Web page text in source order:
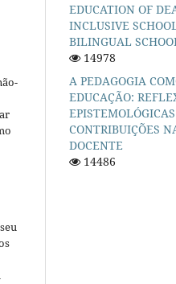
EDUCATION OF
INCLUSIVE
BILINGUAL
14978
A PEDAGOGIA
EDUCAÇÃO:
CONTRIBUIÇÕES
DOCENTE
14486